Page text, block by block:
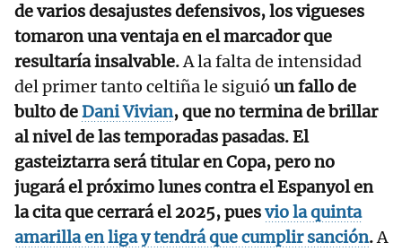
de varios desajustes defensivos, los vigueses
tomaron una ventaja en el marcador que
resultaría insalvable.A la falta de intensidad
del primer tanto celtiña le siguió un fallo de
bulto deDani Vivian, que no termina de brillar
al nivel de las temporadas pasadas. El
gasteiztarra será titular en Copa, pero no
jugará el próximo lunes contra el Espanyol en
la cita que cerrará el 2025, puesvio la quinta
amarilla en liga y tendrá que cumplir sanción.A